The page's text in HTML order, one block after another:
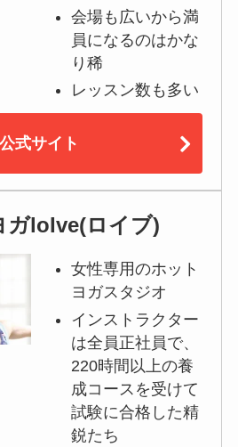
会場も広いから満
員になるのはかな
り稀
レッスン数も多い
公式サイト
ガloIve(ロイブ)
女性専用のホット
ヨガスタジオ
インストラクター
は全員正社員で、
220時間以上の養
成コースを受けて
試験に合格した精
鋭たち